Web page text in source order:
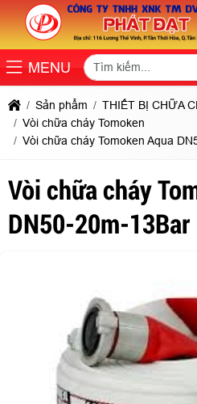
MENU
Sản phẩm
THIẾT BỊ CHỮA
Vòi chữa cháy Tomoken
Vòi chữa cháy Tomoken Aqua
Vòi chữa cháy
DN50-20m-13Bar